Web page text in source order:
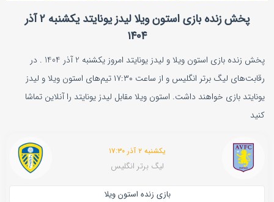
پخش زنده بازی استون ویلا لیدز یونایتد یکشنبه ۲ آذر
۱۴۰۴
پخش زنده بازی استون ویلا و لیدز یونایتد امروز یکشنبه 2 آذر 1404 . در
رقابت‌های لیگ برتر انگلیس و از ساعت ۱۷:۳۰ تیم‌های استون ویلا و لیدز
یونایتد بازی خواهند داشت. استون ویلا مقابل لیدز یونایتد را آنلاین تماشا
کنید
یکشنبه ۲ آذر ۱۷:۳۰
لیگ برتر انگلیس
بازی زنده استون ویلا